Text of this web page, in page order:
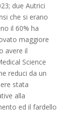
due Autrici
che si erano
il 60% ha
maggiore
avere il
Science
reduci da un
stata
alla
ed il fardello